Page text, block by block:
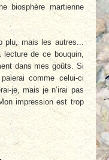
biosphère martienne
plu, mais les autres...
lecture de ce bouquin,
dans mes goûts. Si
comme celui-ci
je, mais je n’irai pas
impression est trop